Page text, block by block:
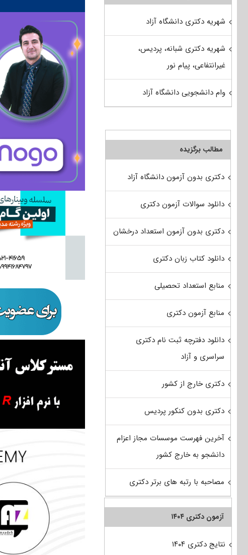
شهریه دکتری دانشگاه آزاد
شهریه دکتری شبانه، پردیس،
غیرانتفاعی، پیام نور
وام دانشجویی دانشگاه آزاد
مطالب برگزیده
دکتری بدون آزمون دانشگاه آزاد
دانلود سوالات آزمون دکتری
دکتری بدون آزمون استعداد درخشان
دانلود کتاب زبان دکتری
منابع استعداد تحصیلی
منابع آزمون دکتری
دانلود دفترچه ثبت نام دکتری
سراسری و آزاد
دکتری خارج از کشور
دکتری بدون کنکور پردیس
آخرین فهرست موسسات مجاز اعزام
دانشجو به خارج کشور
مصاحبه با رتبه های برتر دکتری
آزمون دکتری ۱۴۰۴
نتایج دکتری ۱۴۰۴